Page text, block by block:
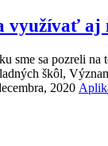
využívať
sme sa pozreli na
škôl,
2020